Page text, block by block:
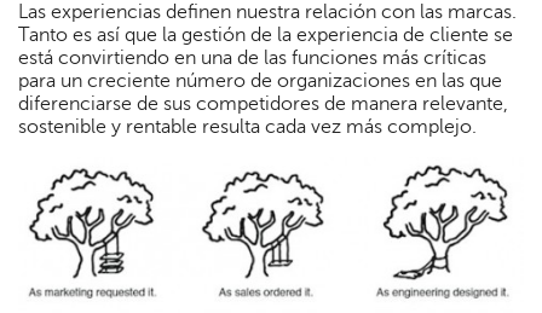
Las experiencias definen nuestra relación con las marcas.
Tanto es así que la gestión de la experiencia de cliente se
está convirtiendo en una de las funciones más críticas
para un creciente número de organizaciones en las que
diferenciarse de sus competidores de manera relevante,
sostenible y rentable resulta cada vez más complejo.